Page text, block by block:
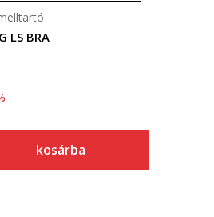
LS BRA
kosárba